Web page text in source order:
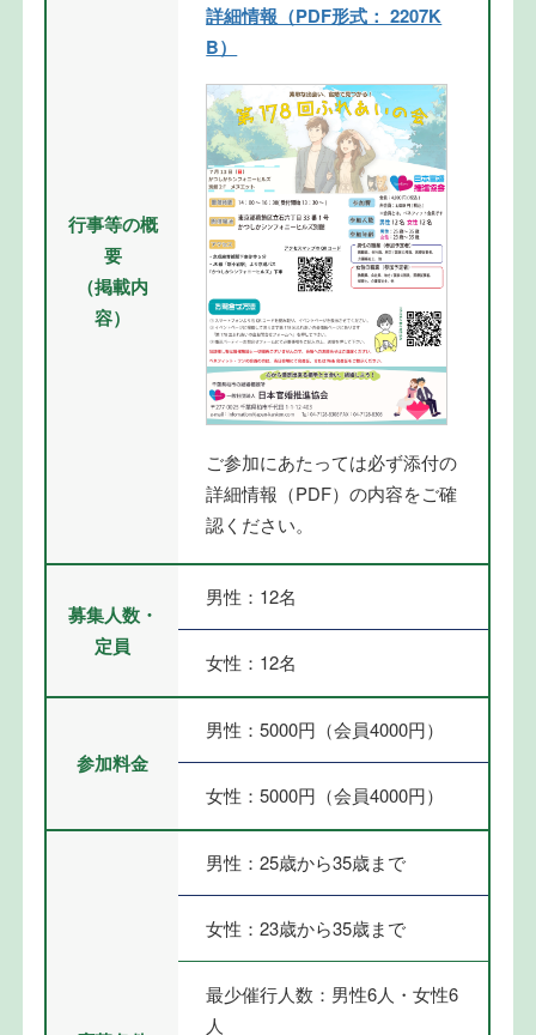
行事等の概
要
（掲載内
容）
詳細情報（PDF形式： 2207K
B）
ご参加にあたっては必ず添付の
詳細情報（PDF）の内容をご確
認ください。
募集人数・
定員
男性：12名
女性：12名
参加料金
男性：5000円（会員4000円）
女性：5000円（会員4000円）
男性：25歳から35歳まで
女性：23歳から35歳まで
最少催行人数：男性6人・女性6
人